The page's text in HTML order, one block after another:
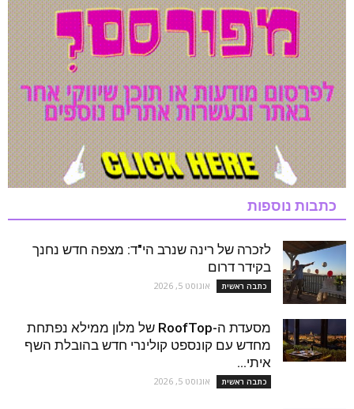
כתבות נוספות
לזכרה של רינה שנרב הי"ד: מצפה חדש נחנך
בקידר דרום
כתבה ראשית אוגוסט 5, 2026
מסעדת ה-RoofTop של מלון ממילא נפתחת
מחדש עם קונספט קולינרי חדש בהובלת השף
איתי...
כתבה ראשית אוגוסט 5, 2026